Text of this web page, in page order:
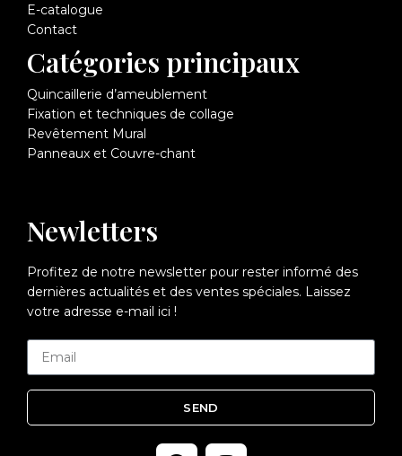
E-catalogue
Contact
Catégories principaux
Quincaillerie d’ameublement
Fixation et techniques de collage
Revêtement Mural
Panneaux et Couvre-chant
Newletters
Profitez de notre newsletter pour rester informé des
dernières actualités et des ventes spéciales. Laissez
votre adresse e-mail ici !
SEND